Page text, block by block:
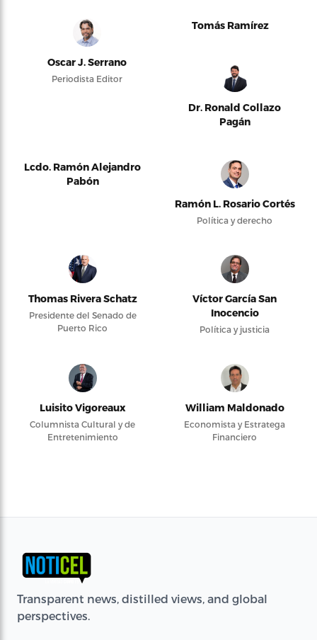
Oscar J. Serrano
Periodista Editor
Tomás Ramírez
Dr. Ronald Collazo
Pagán
Lcdo. Ramón Alejandro
Pabón
Ramón L. Rosario Cortés
Política y derecho
Thomas Rivera Schatz
Presidente del Senado de
Puerto Rico
Víctor García San
Inocencio
Política y justicia
Luisito Vigoreaux
Columnista Cultural y de
Entretenimiento
William Maldonado
Economista y Estratega
Financiero
Transparent news, distilled views, and global
perspectives.